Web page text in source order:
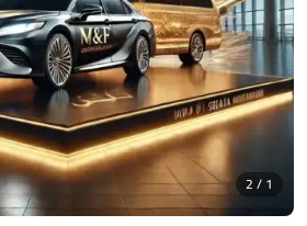
1 / 2